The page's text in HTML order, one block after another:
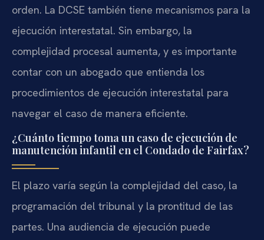
orden. La DCSE también tiene mecanismos para la
ejecución interestatal. Sin embargo, la
complejidad procesal aumenta, y es importante
contar con un abogado que entienda los
procedimientos de ejecución interestatal para
navegar el caso de manera eficiente.
¿Cuánto tiempo toma un caso de ejecución de
manutención infantil en el Condado de Fairfax?
El plazo varía según la complejidad del caso, la
programación del tribunal y la prontitud de las
partes. Una audiencia de ejecución puede